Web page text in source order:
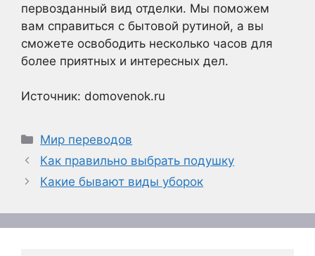
первозданный вид отделки. Мы поможем
вам справиться с бытовой рутиной, а вы
сможете освободить несколько часов для
более приятных и интересных дел.
Источник: domovenok.ru
Рубрики
Мир переводов
Как правильно выбрать подушку
Какие бывают виды уборок